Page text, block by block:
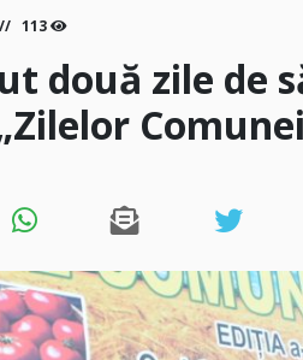
113
două zile de